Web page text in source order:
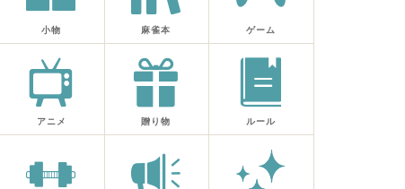
小物 麻雀本 ゲーム
アニメ 贈り物 ルール